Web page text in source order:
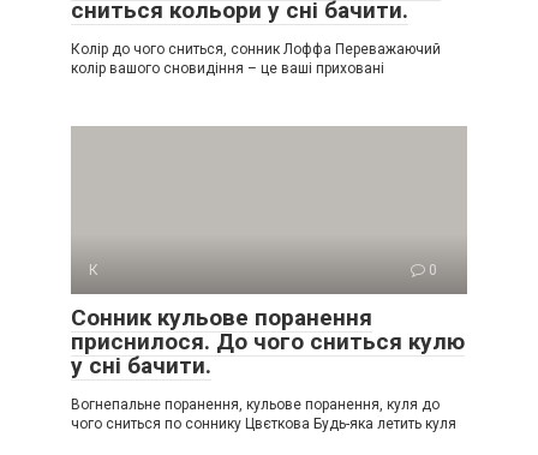
сниться кольори у сні бачити.
Колір до чого сниться, сонник Лоффа Переважаючий
колір вашого сновидіння – це ваші приховані
К 0
Сонник кульове поранення
приснилося. До чого сниться кулю
у сні бачити.
Вогнепальне поранення, кульове поранення, куля до
чого сниться по соннику Цвєткова Будь-яка летить куля